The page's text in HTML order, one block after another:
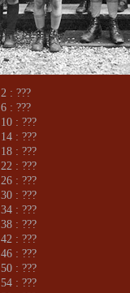
2 : ???
6 : ???
10 : ???
14 : ???
18 : ???
22 : ???
26 : ???
30 : ???
34 : ???
38 : ???
42 : ???
46 : ???
50 : ???
54 : ???